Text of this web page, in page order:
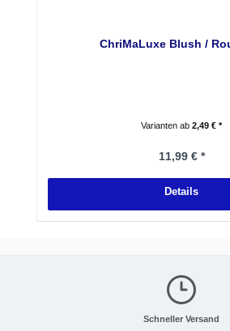
ChriMaLuxe Blush /
Varianten ab 2,49 € *
Regulärer
11,99 € *
Details
Schneller Versand